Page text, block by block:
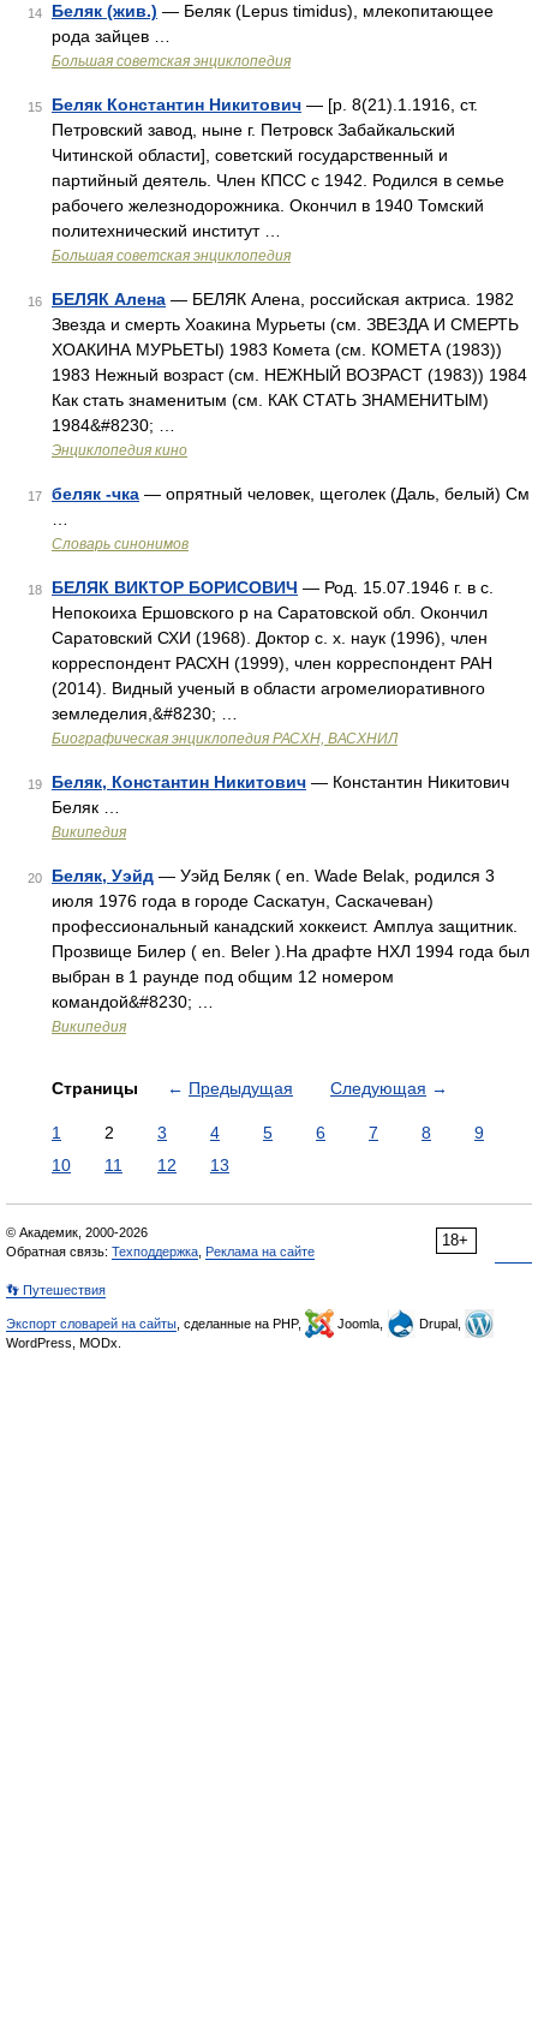
14 Беляк (жив.) — Беляк (Lepus timidus), млекопитающее
рода зайцев …
Большая советская энциклопедия
15 Беляк Константин Никитович — [р. 8(21).1.1916, ст.
Петровский завод, ныне г. Петровск Забайкальский
Читинской области], советский государственный и
партийный деятель. Член КПСС с 1942. Родился в семье
рабочего железнодорожника. Окончил в 1940 Томский
политехнический институт …
Большая советская энциклопедия
16 БЕЛЯК Алена — БЕЛЯК Алена, российская актриса. 1982
Звезда и смерть Хоакина Мурьеты (см. ЗВЕЗДА И СМЕРТЬ
ХОАКИНА МУРЬЕТЫ) 1983 Комета (см. КОМЕТА (1983))
1983 Нежный возраст (см. НЕЖНЫЙ ВОЗРАСТ (1983)) 1984
Как стать знаменитым (см. КАК СТАТЬ ЗНАМЕНИТЫМ)
1984&#8230; …
Энциклопедия кино
17 беляк -чка — опрятный человек, щеголек (Даль, белый) См
Словарь синонимов
18 БЕЛЯК ВИКТОР БОРИСОВИЧ — Род. 15.07.1946 г. в с.
Непокоиха Ершовского р на Саратовской обл. Окончил
Саратовский СХИ (1968). Доктор с. х. наук (1996), член
корреспондент РАСХН (1999), член корреспондент РАН
(2014). Видный ученый в области агромелиоративного
земледелия,&#8230; …
Биографическая энциклопедия РАСХН, ВАСХНИЛ
19 Беляк, Константин Никитович — Константин Никитович
Беляк …
Википедия
20 Беляк, Уэйд — Уэйд Беляк ( en. Wade Belak, родился 3
июля 1976 года в городе Саскатун, Саскачеван)
профессиональный канадский хоккеист. Амплуа защитник.
Прозвище Билер ( en. Beler ).На драфте НХЛ 1994 года был
выбран в 1 раунде под общим 12 номером
командой&#8230; …
Википедия
Страницы ← Предыдущая Следующая →
1 2 3 4 5 6 7 8
9
10
11 12 13
18+
© Академик, 2000-2026
Обратная связь: Техподдержка Реклама на сайте
👣 Путешествия
Экспорт словарей на сайты , сделанные на PHP, Joomla,
Drupal,
WordPress, MODx.